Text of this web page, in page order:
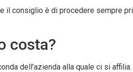
il consiglio è di procedere sempre
costa?
dell’azienda alla quale ci si affilia.